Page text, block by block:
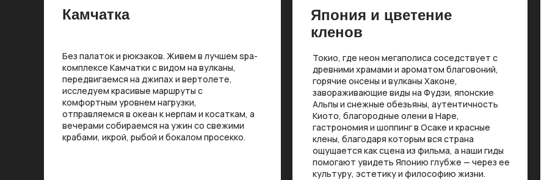
Камчатка
Без палаток и рюкзаков. Живем в лучшем spa-
комплексе Камчатки с видом на вулканы,
передвигаемся на джипах и вертолете,
исследуем красивые маршруты с
комфортным уровнем нагрузки,
отправляемся в океан к нерпам и косаткам, а
вечерами собираемся на ужин со свежими
крабами, икрой, рыбой и бокалом просекко.
Япония и цветение
кленов
Токио, где неон мегаполиса соседствует с
древними храмами и ароматом благовоний,
горячие онсены и вулканы Хаконе,
завораживающие виды на Фудзи, японские
Альпы и снежные обезьяны, аутентичность
Киото, благородные олени в Наре,
гастрономия и шоппинг в Осаке и красные
клены, благодаря которым вся страна
ощущается как сцена из фильма, а наши гиды
помогают увидеть Японию глубже — через ее
культуру, эстетику и философию жизни.